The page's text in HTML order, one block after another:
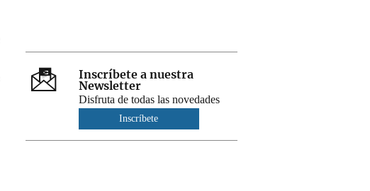
Inscríbete a nuestra
Newsletter
Disfruta de todas las novedades
Inscríbete